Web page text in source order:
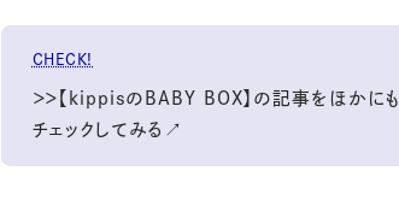
CHECK!
＞＞【kippisのBABY BOX】の記事をほかにも
チェックしてみる↗